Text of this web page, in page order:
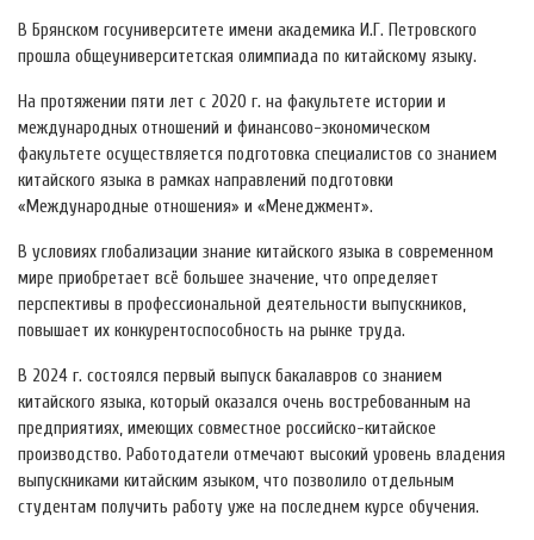
В Брянском госуниверситете имени академика И.Г. Петровского
прошла общеуниверситетская олимпиада по китайскому языку.
На протяжении пяти лет с 2020 г. на факультете истории и
международных отношений и финансово-экономическом
факультете осуществляется подготовка специалистов со знанием
китайского языка в рамках направлений подготовки
«Международные отношения» и «Менеджмент».
В условиях глобализации знание китайского языка в современном
мире приобретает всё большее значение, что определяет
перспективы в профессиональной деятельности выпускников,
повышает их конкурентоспособность на рынке труда.
В 2024 г. состоялся первый выпуск бакалавров со знанием
китайского языка, который оказался очень востребованным на
предприятиях, имеющих совместное российско-китайское
производство. Работодатели отмечают высокий уровень владения
выпускниками китайским языком, что позволило отдельным
студентам получить работу уже на последнем курсе обучения.